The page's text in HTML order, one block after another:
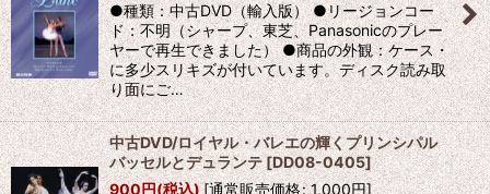
●種類：中古DVD（輸入版） ●リージョンコー
ド：不明（シャープ、東芝、Panasonicのプレー
ヤーで再生できました） ●商品の外観：ケース・
に多少スリキズが付いています。ディスク読み取
り面にご…
中古DVD/ロイヤル・バレエの輝くプリンシパル
バッセルとデュランテ [DD08-0405]
900円(税込)[通常販売価格: 1,000円]